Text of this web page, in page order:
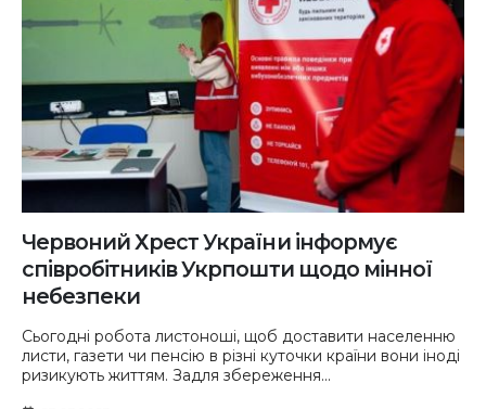
Червоний Хрест України інформує
співробітників Укрпошти щодо мінної
небезпеки
Сьогодні робота листоноші, щоб доставити населенню
листи, газети чи пенсію в різні куточки країни вони іноді
ризикують життям. Задля збереження...